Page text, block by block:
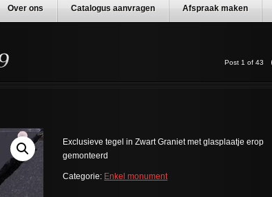
Over ons Catalogus aanvragen Afspraak maken
Post 1 of 43
Exclusieve tegel in Zwart Graniet met glasplaatje erop
gemonteerd
Categorie: Enkel monument